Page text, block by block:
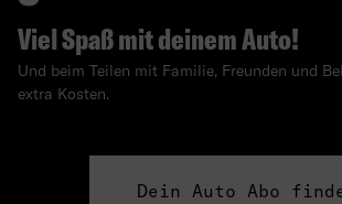
Viel Spaß mit deinem Auto!
Und beim Teilen mit Familie, Freunden und
extra Kosten.
Dein Auto Abo